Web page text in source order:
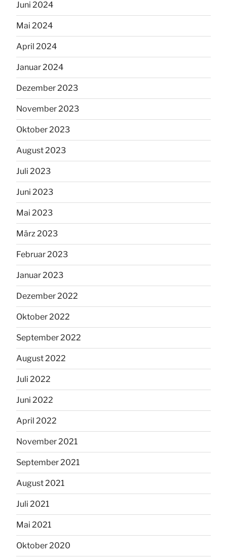
Juni 2024
Mai 2024
April 2024
Januar 2024
Dezember 2023
November 2023
Oktober 2023
August 2023
Juli 2023
Juni 2023
Mai 2023
März 2023
Februar 2023
Januar 2023
Dezember 2022
Oktober 2022
September 2022
August 2022
Juli 2022
Juni 2022
April 2022
November 2021
September 2021
August 2021
Juli 2021
Mai 2021
Oktober 2020